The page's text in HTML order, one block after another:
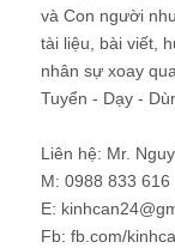
và Con người
tài liệu, bài viết,
nhân sự xoay
Tuyển - Dạy -
Liên hệ: Mr.
M: 0988 833 616
E:
Fb: fb.com/